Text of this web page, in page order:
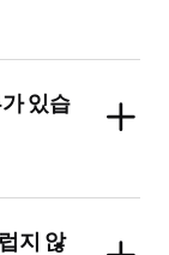
있습
지 않